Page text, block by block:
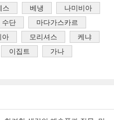
스 베냉
나미비아
수단
마다가스카르
아 모리셔스
케냐
이집트
가나